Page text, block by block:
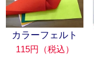
カラーフェルト
115円（税込）